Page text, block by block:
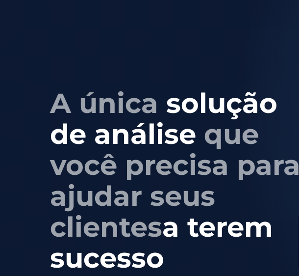
A única solução
de análise que
você precisa para
ajudar seus
clientesa terem
sucesso